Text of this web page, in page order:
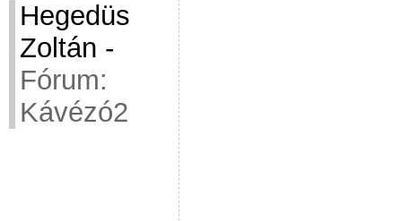
Hegedüs
Zoltán -
Fórum:
Kávézó2